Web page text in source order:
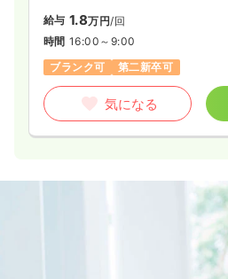
給与 1.8万円/回
時間 16:00～9:00
ブランク可
第二新卒可
気になる